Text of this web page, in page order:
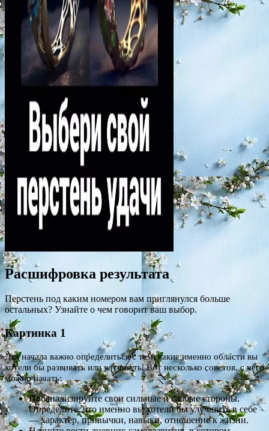
Расшифровка результата
Перстень под каким номером вам приглянулся больше
остальных? Узнайте о чем говорит ваш выбор.
Картинка 1
Для начала важно определиться с тем, какие именно области вы
хотели бы развивать или улучшать. Вот несколько советов, с чего
можно начать:
Проанализируйте свои сильные и слабые стороны.
Определите, что именно вы хотели бы улучшить в себе
— характер, привычки, навыки, отношение к жизни.